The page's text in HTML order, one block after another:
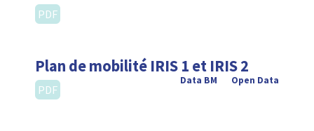
PDF
Plan de mobilité IRIS 1 et IRIS 2
Open Data
Data BM
PDF